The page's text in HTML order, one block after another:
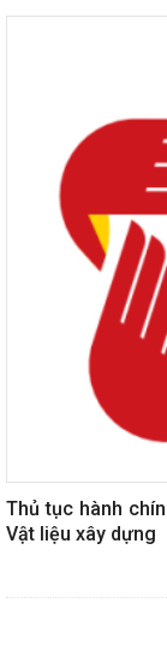
Thủ tục hành
Vật liệu xây dựng